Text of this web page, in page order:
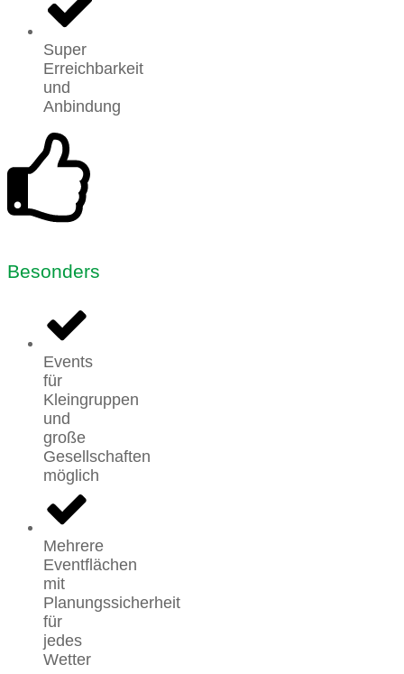
Super
Erreichbarkeit
und
Anbindung
Besonders
Events
für
Kleingruppen
und
große
Gesellschaften
möglich
Mehrere
Eventflächen
mit
Planungssicherheit
für
jedes
Wetter